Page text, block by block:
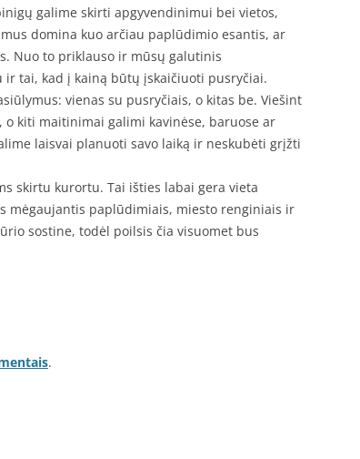
galime skirti apgyvendinimui bei vietos,
domina kuo arčiau paplūdimio esantis, ar
Nuo to priklauso ir mūsų galutinis
tai, kad į kainą būtų įskaičiuoti pusryčiai.
vienas su pusryčiais, o kitas be. Viešint
kiti maitinimai galimi kavinėse, baruose ar
laisvai planuoti savo laiką ir neskubėti grįžti
skirtu kurortu. Tai išties labai gera vieta
paplūdimiais, miesto renginiais ir
sostine, todėl poilsis čia visuomet bus
.